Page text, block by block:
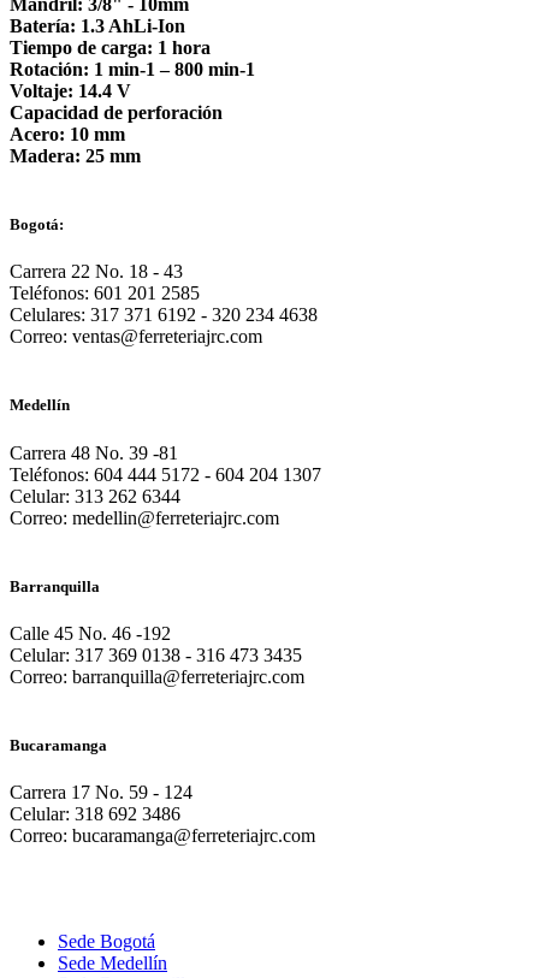
Batería: 1.3 AhLi-Ion
Tiempo de carga: 1 hora
Rotación: 1 min-1 – 800 min-1
Voltaje: 14.4 V
Capacidad de perforación
Acero: 10 mm
Madera: 25 mm
Bogotá:
Carrera 22 No. 18 - 43
Teléfonos: 601 201 2585
Celulares: 317 371 6192 - 320 234 4638
Correo: ventas@ferreteriajrc.com
Medellín
Carrera 48 No. 39 -81
Teléfonos: 604 444 5172 - 604 204 1307
Celular: 313 262 6344
Correo: medellin@ferreteriajrc.com
Barranquilla
Calle 45 No. 46 -192
Celular: 317 369 0138 - 316 473 3435
Correo: barranquilla@ferreteriajrc.com
Bucaramanga
Carrera 17 No. 59 - 124
Celular: 318 692 3486
Correo: bucaramanga@ferreteriajrc.com
Sede Bogotá
Sede Medellín